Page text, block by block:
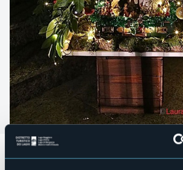
Domenica 17 dicembre 2023 dalle ore